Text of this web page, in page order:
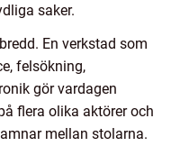
saker.
En verkstad som
felsökning,
gör vardagen
flera olika aktörer och
mellan stolarna.